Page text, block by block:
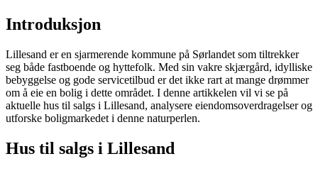
Introduksjon
Lillesand er en sjarmerende kommune på Sørlandet som tiltrekker
seg både fastboende og hyttefolk. Med sin vakre skjærgård, idylliske
bebyggelse og gode servicetilbud er det ikke rart at mange drømmer
om å eie en bolig i dette området. I denne artikkelen vil vi se på
aktuelle hus til salgs i Lillesand, analysere eiendomsoverdragelser og
utforske boligmarkedet i denne naturperlen.
Hus til salgs i Lillesand